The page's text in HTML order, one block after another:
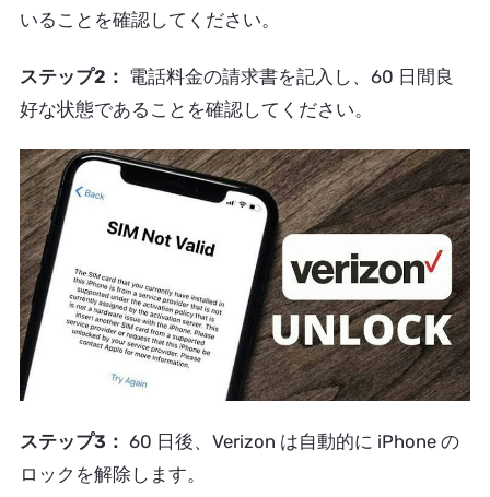
いることを確認してください。
ステップ2： 電話料金の請求書を記入し、60 日間良
好な状態であることを確認してください。
ステップ3： 60 日後、Verizon は自動的に iPhone の
ロックを解除します。